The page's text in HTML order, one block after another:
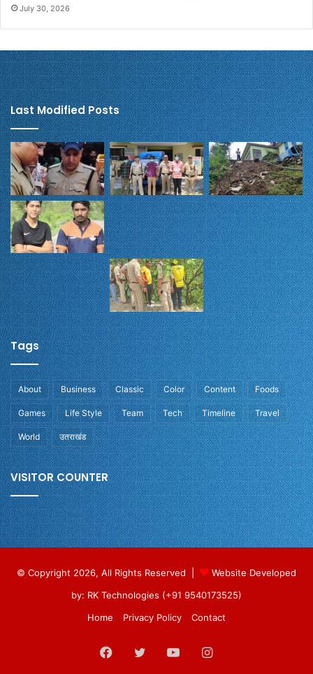
July 30, 2026
Last Modified Posts
Tags
About Business Classic Color Content Foods
Games Life Style Team Tech Timeline Travel
World उतराखंड
VISITOR COUNTER
© Copyright 2026, All Rights Reserved |
Website Developed
by: RK Technologies (+91 9540173525)
Home
Privacy Policy Contact
Facebook
TwitterYouTubeInstagram